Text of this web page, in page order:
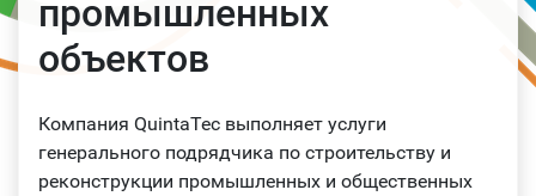
промышленных
объектов
Компания QuintaTec выполняет услуги
генерального подрядчика по строительству и
реконструкции промышленных и общественных